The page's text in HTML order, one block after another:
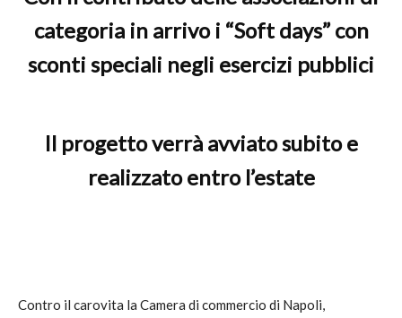
categoria in arrivo i “Soft days” con
sconti speciali negli esercizi pubblici
Il progetto verrà avviato subito e
realizzato entro l’estate
Contro il carovita la Camera di commercio di Napoli,